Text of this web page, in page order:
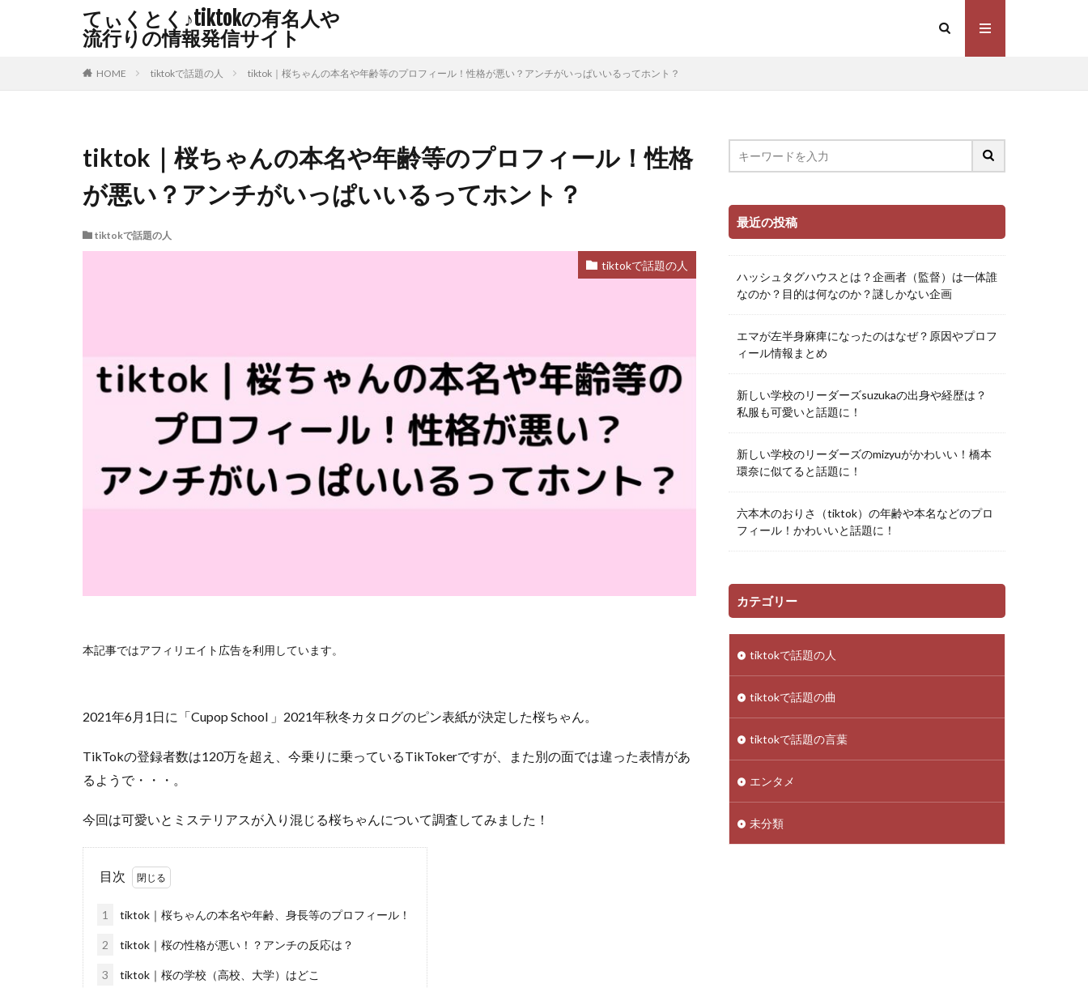
てぃくとく♪tiktokの有名人や
流行りの情報発信サイト
HOME tiktokで話題の人 tiktok｜桜ちゃんの本名や年齢等のプロフィール！性格が悪い？アンチがいっぱいいるってホント？
tiktok｜桜ちゃんの本名や年齢等のプロフィール！性格
が悪い？アンチがいっぱいいるってホント？
tiktokで話題の人
tiktokで話題の人
本記事ではアフィリエイト広告を利用しています。
2021年6月1日に「Cupop School 」2021年秋冬カタログのピン表紙が決定した桜ちゃん。
TikTokの登録者数は120万を超え、今乗りに乗っているTikTokerですが、また別の面では違った表情があ
るようで・・・。
今回は可愛いとミステリアスが入り混じる桜ちゃんについて調査してみました！
目次
1 tiktok｜桜ちゃんの本名や年齢、身長等のプロフィール！
2 tiktok｜桜の性格が悪い！？アンチの反応は？
3 tiktok｜桜の学校（高校、大学）はどこ
最近の投稿
ハッシュタグハウスとは？企画者（監督）は一体誰
なのか？目的は何なのか？謎しかない企画
エマが左半身麻痺になったのはなぜ？原因やプロフ
ィール情報まとめ
新しい学校のリーダーズsuzukaの出身や経歴は？
私服も可愛いと話題に！
新しい学校のリーダーズのmizyuがかわいい！橋本
環奈に似てると話題に！
六本木のおりさ（tiktok）の年齢や本名などのプロ
フィール！かわいいと話題に！
カテゴリー
tiktokで話題の人
tiktokで話題の曲
tiktokで話題の言葉
エンタメ
未分類